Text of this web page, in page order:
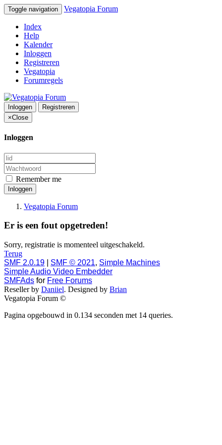
Toggle navigation Vegatopia Forum
Index
Help
Kalender
Inloggen
Registreren
Vegatopia
Forumregels
Inloggen
Registreren
×Close
Inloggen
Remember me
Inloggen
Vegatopia Forum
Er is een fout opgetreden!
Sorry, registratie is momenteel uitgeschakeld.
Terug
SMF 2.0.19
SMF © 2021, Simple Machines
Simple Audio Video Embedder
SMFAds for Free Forums
Reseller by Daniiel. Designed by Brian
Vegatopia Forum ©
Pagina opgebouwd in 0.134 seconden met 14 queries.